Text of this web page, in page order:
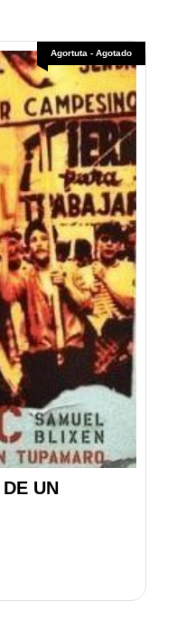
Agortuta - Agotado
UN